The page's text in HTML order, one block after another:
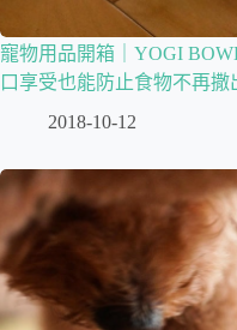
寵物用品開箱｜YOGI
口享受也能防止食物不再撒
2018-10-12